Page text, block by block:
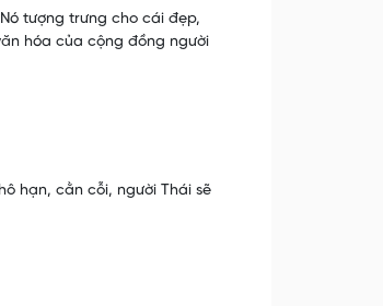
tượng trưng cho cái đẹp,
hóa của cộng đồng người
hạn, cằn cỗi, người Thái sẽ